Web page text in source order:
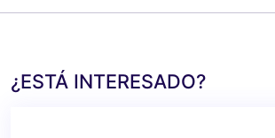
¿ESTÁ INTERESADO?